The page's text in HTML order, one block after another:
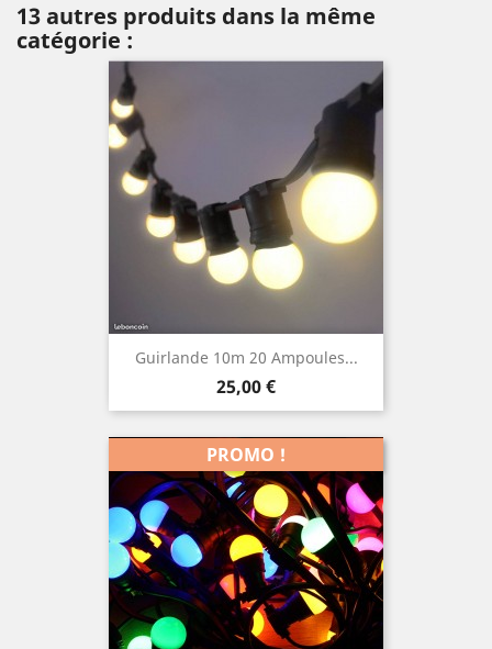
13 autres produits dans la même
catégorie :
Guirlande 10m 20 Ampoules...
Prix
25,00 €
PROMO !